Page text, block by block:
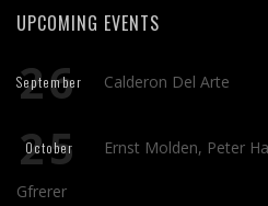
UPCOMING EVENTS
26
September Calderon Del Arte
25
October Ernst Molden, Peter
Gfrerer